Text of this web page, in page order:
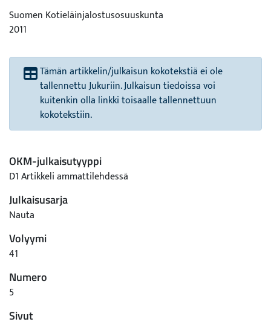
Suomen Kotieläinjalostusosuuskunta
2011
Tämän artikkelin/julkaisun kokotekstiä ei ole
tallennettu Jukuriin. Julkaisun tiedoissa voi
kuitenkin olla linkki toisaalle tallennettuun
kokotekstiin.
OKM-julkaisutyyppi
D1 Artikkeli ammattilehdessä
Julkaisusarja
Nauta
Volyymi
41
Numero
5
Sivut